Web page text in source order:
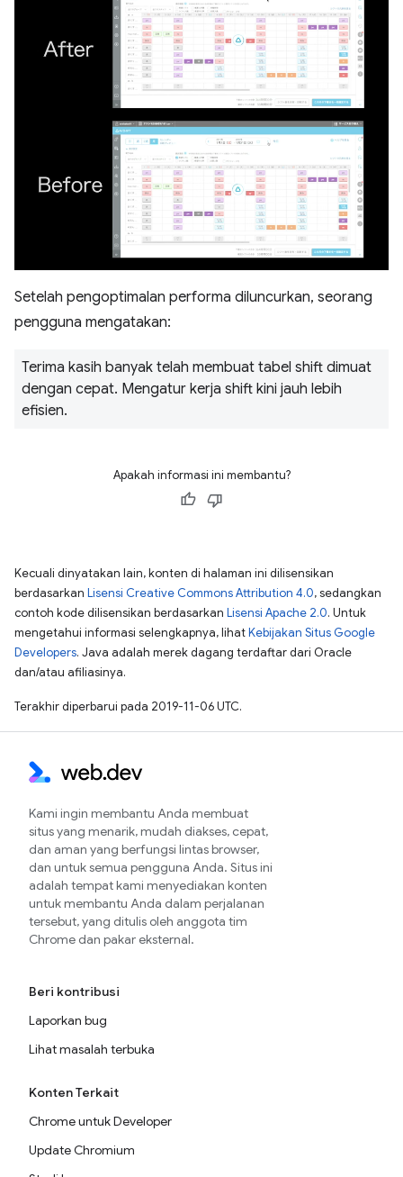
Setelah pengoptimalan performa diluncurkan, seorang
pengguna mengatakan:
Terima kasih banyak telah membuat tabel shift dimuat
dengan cepat. Mengatur kerja shift kini jauh lebih
efisien.
Apakah informasi ini membantu?
Kecuali dinyatakan lain, konten di halaman ini dilisensikan
berdasarkan Lisensi Creative Commons Attribution 4.0, sedangkan
contoh kode dilisensikan berdasarkan Lisensi Apache 2.0. Untuk
mengetahui informasi selengkapnya, lihatKebijakan Situs Google
Developers. Java adalah merek dagang terdaftar dari Oracle
dan/atau afiliasinya.
Terakhir diperbarui pada 2019-11-06 UTC.
Kami ingin membantu Anda membuat
situs yang menarik, mudah diakses, cepat,
dan aman yang berfungsi lintas browser,
dan untuk semua pengguna Anda. Situs ini
adalah tempat kami menyediakan konten
untuk membantu Anda dalam perjalanan
tersebut, yang ditulis oleh anggota tim
Chrome dan pakar eksternal.
Beri kontribusi
Laporkan bug
Lihat masalah terbuka
Konten Terkait
Chrome untuk Developer
Update Chromium